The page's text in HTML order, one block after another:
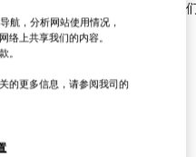
的任何个人信息的方式应适用他
数据管理者
业团体”或 责任方”
为何
航，分析网站使用情况，
络上共享我们的内容。
。
的更多信息，请参阅我司的